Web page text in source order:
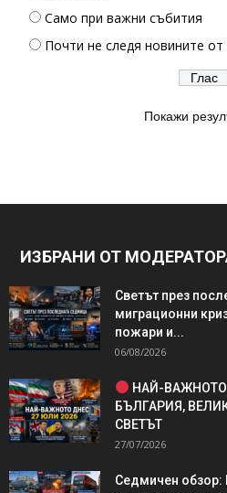
Само при важни събития
Почти не следя новините от
Покажи
ИЗБРАНИ ОТ
Светът през
миграционни
пожари и...
06/08/2026
НАЙ-
БЪЛГАРИЯ,
СВЕТЪТ
27/07/2026
Седмичен обзор: